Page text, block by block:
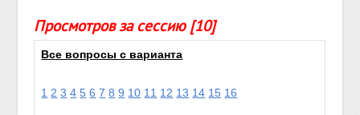
Просмотров за сессию [10]
Все вопросы с варианта
1 2 3 4 5 6 7 8 9 10 11 12 13 14 15 16